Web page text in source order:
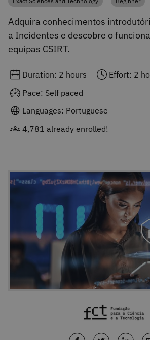
Category Category
Adquira conhecimentos
a Incidentes e descobre o
equipas CSIRT.
Duration: 2 hours
Effort: 2
Pace: Self paced
Languages: Portuguese
4,781 already enrolled!